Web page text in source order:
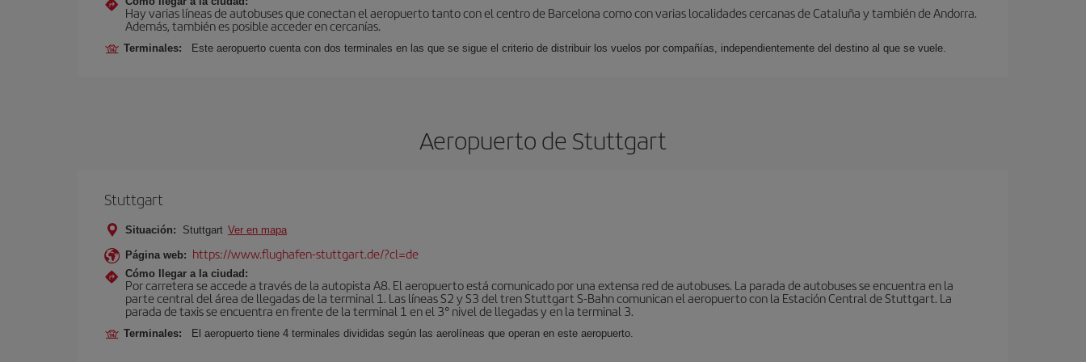
Hay varias líneas de autobuses que conectan el aeropuerto tanto con el centro de Barcelona como con varias localidades cercanas de Cataluña y también de Andorra.
Además, también es posible acceder en cercanías.
Terminales: Este aeropuerto cuenta con dos terminales en las que se sigue el criterio de distribuir los vuelos por compañías, independientemente del destino al que se vuele.
Aeropuerto de Stuttgart
Stuttgart
Situación: Stuttgart Ver en mapa
Página web: https://www.flughafen-stuttgart.de/?cl=de
Cómo llegar a la ciudad:
Por carretera se accede a través de la autopista A8. El aeropuerto está comunicado por una extensa red de autobuses. La parada de autobuses se encuentra en la
parte central del área de llegadas de la terminal 1. Las líneas S2 y S3 del tren Stuttgart S-Bahn comunican el aeropuerto con la Estación Central de Stuttgart. La
parada de taxis se encuentra en frente de la terminal 1 en el 3° nivel de llegadas y en la terminal 3.
Terminales: El aeropuerto tiene 4 terminales divididas según las aerolíneas que operan en este aeropuerto.